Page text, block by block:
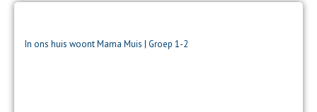
In ons huis woont Mama Muis | Groep 1-2